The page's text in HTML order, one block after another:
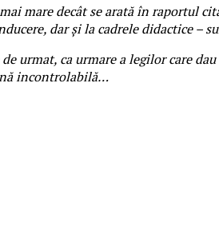
mare decât se arată în raportul
dar şi la cadrele didactice –
urmat, ca urmare a legilor care
incontrolabilă…